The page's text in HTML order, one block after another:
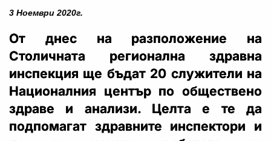
3 Ноември 2020г.
От днес на разположение на
Столичната регионална здравна
инспекция ще бъдат 20 служители на
Националния център по обществено
здраве и анализи. Целта е те да
подпомагат здравните инспектори и